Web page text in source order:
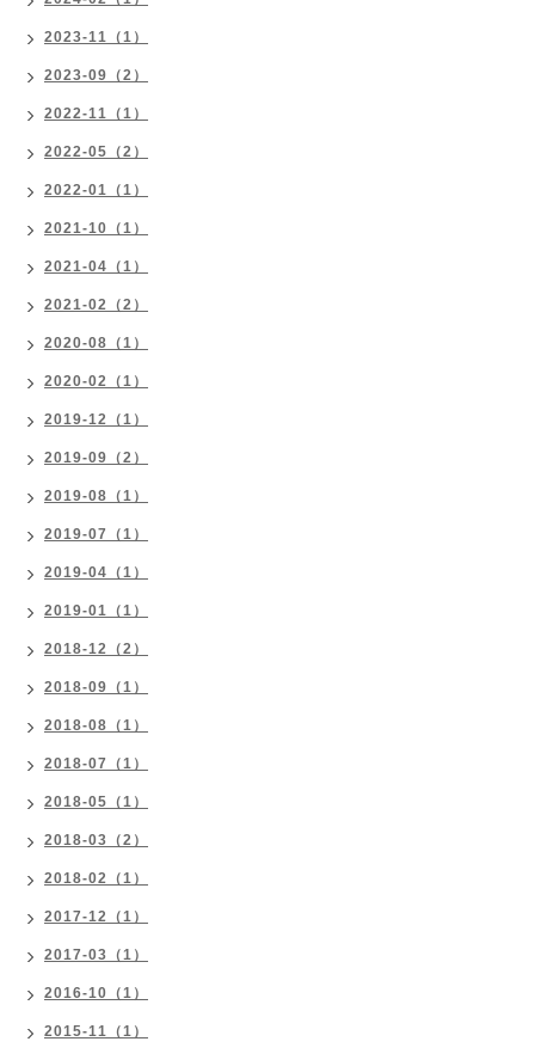
2023-11（1）
2023-09（2）
2022-11（1）
2022-05（2）
2022-01（1）
2021-10（1）
2021-04（1）
2021-02（2）
2020-08（1）
2020-02（1）
2019-12（1）
2019-09（2）
2019-08（1）
2019-07（1）
2019-04（1）
2019-01（1）
2018-12（2）
2018-09（1）
2018-08（1）
2018-07（1）
2018-05（1）
2018-03（2）
2018-02（1）
2017-12（1）
2017-03（1）
2016-10（1）
2015-11（1）